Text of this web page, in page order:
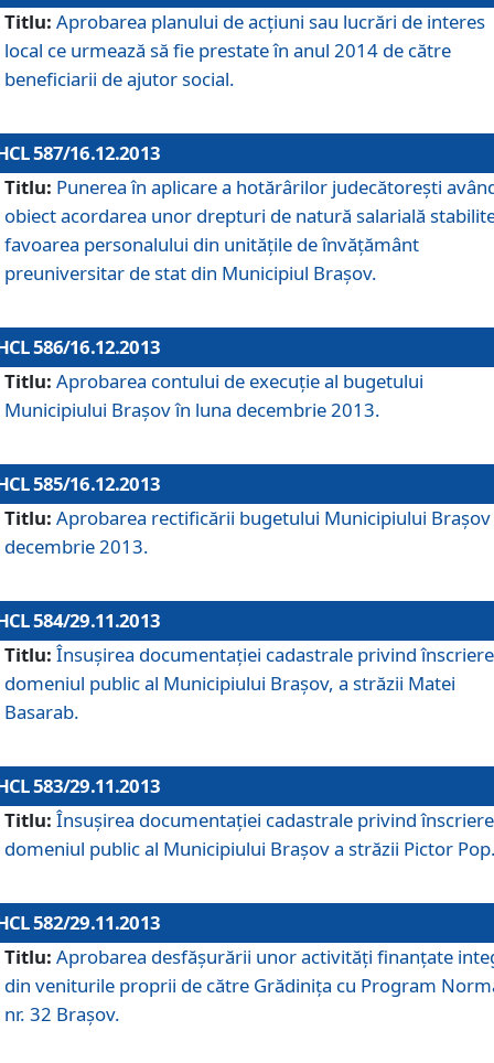
Titlu: Aprobarea planului de acţiuni sau lucrări de interes
local ce urmează să fie prestate în anul 2014 de către
beneficiarii de ajutor social.
587/16.12.2013
Titlu: Punerea în aplicare a hotărârilor judecătoreşti
obiect acordarea unor drepturi de natură salarială
favoarea personalului din unităţile de învăţământ
preuniversitar de stat din Municipiul Braşov.
586/16.12.2013
Titlu: Aprobarea contului de execuţie al bugetului
Municipiului Braşov în luna decembrie 2013.
585/16.12.2013
Titlu: Aprobarea rectificării bugetului Municipiului Braşov
decembrie 2013.
584/29.11.2013
Titlu: Însuşirea documentaţiei cadastrale privind
domeniul public al Municipiului Braşov, a străzii Matei
Basarab.
583/29.11.2013
Titlu: Însuşirea documentaţiei cadastrale privind
domeniul public al Municipiului Braşov a străzii Pictor
582/29.11.2013
Titlu: Aprobarea desfăşurării unor activităţi finanţate
din veniturile proprii de către Grădiniţa cu Program
nr. 32 Braşov.